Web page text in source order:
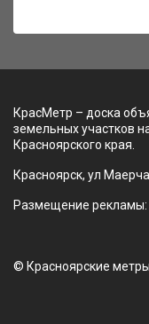
КрасМетр – доска
земельных участков
Красноярского края.
Красноярск, ул
Размещение рекламы:
© Красноярские